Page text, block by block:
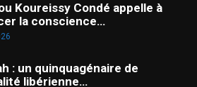
Koureissy Condé appelle à
la conscience…
: un quinquagénaire de
libérienne…